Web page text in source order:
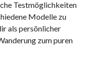
Testmöglichkeiten
Modelle zu
als persönlicher
zum puren